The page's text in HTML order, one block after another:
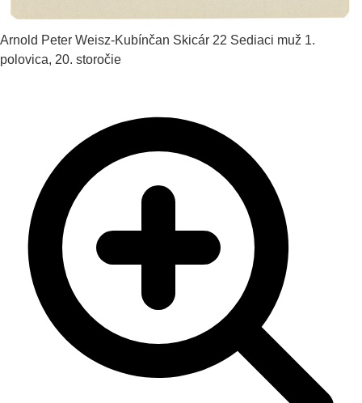
Arnold Peter Weisz-Kubínčan Skicár 22 Sediaci muž 1.
polovica, 20. storočie